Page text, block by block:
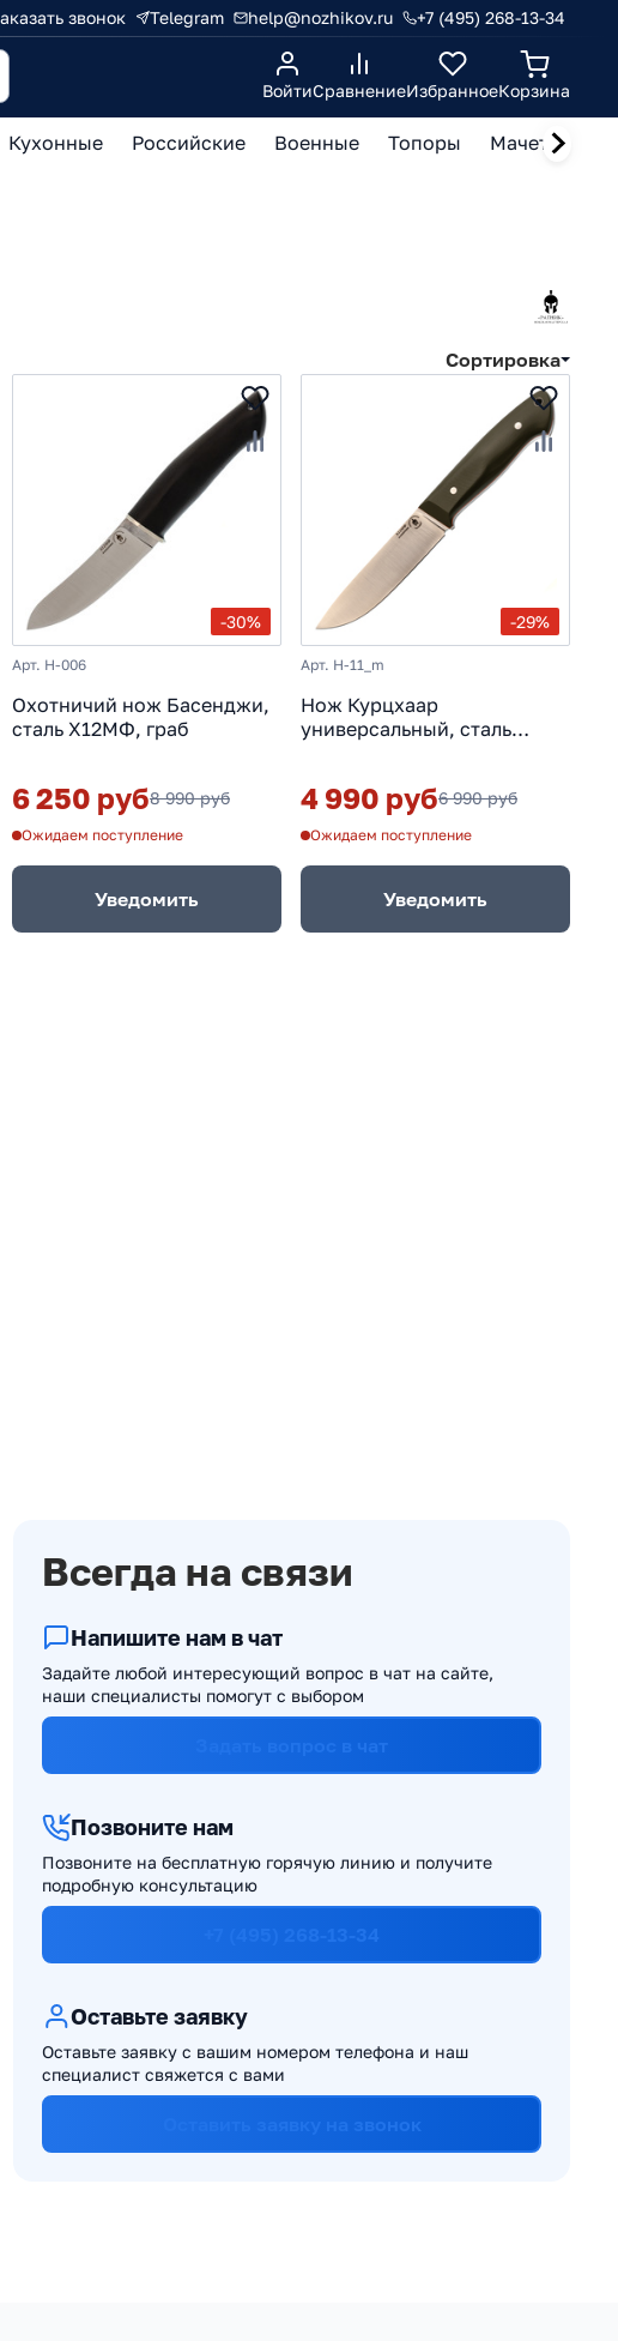
звонок Telegram help@nozhikov.ru +7 (495) 268-13-34
ВойтиСравнениеИзбранноеКорзина
Кухонные Российские Военные Топоры Мачете,
Сортировка
-30%
Арт. H-006
Охотничий нож Басенджи,
сталь Х12МФ, граб
6 250 руб8 990 руб
Ожидаем поступление
Уведомить
-29%
Арт. H-11_m
Нож Курцхаар
универсальный, сталь
4 990 руб6 990 руб
Ожидаем поступление
Уведомить
Всегда на связи
Напишите нам в чат
Задайте любой интересующий вопрос в чат на сайте,
наши специалисты помогут с выбором
Позвоните нам
Позвоните на бесплатную горячую линию и получите
подробную консультацию
Оставьте заявку
Оставьте заявку с вашим номером телефона и наш
специалист свяжется с вами